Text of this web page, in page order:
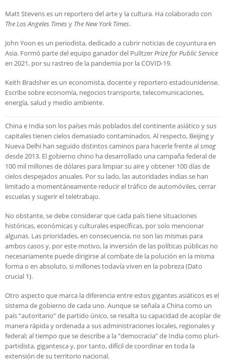
Matt Stevens es un reportero del arte y la cultura. Ha colaborado con
The Los Angeles Times y The New York Times.
John Yoon es un periodista, dedicado a cubrir noticias de coyuntura en
Asia. Formó parte del equipo ganador del PulitzerPrize for Public Service
en 2021, por su rastreo de la pandemia por la COVID-19.
Keith Bradsher es un economista, docente y reportero estadounidense.
Escribe sobre economía, negocios transporte, telecomunicaciones,
energía, salud y medio ambiente.
China e India son los países más poblados del continente asiático y sus
capitales tienen cielos demasiado contaminados. Al respecto, Beijing y
Nueva Delhi han seguido distintos caminos para hacerle frente alsmog
desde 2013. El gobierno chino ha desarrollado una campaña federal de
100 mil millones de dólares para limpiar su aire y obtener 100 días de
cielos despejados anuales. Por su lado, las autoridades indias se han
limitado a momentáneamente reducir el tráfico de automóviles, cerrar
escuelas y sugerir el teletrabajo.
No obstante, se debe considerar que cada país tiene situaciones
históricas, económicas y culturales específicas, por solo mencionar
algunas. Las prioridades, en consecuencia, no son las mismas para
ambos casos y, por este motivo, la inversión de las políticas públicas no
necesariamente puede dirigirse al combate de la polución en la misma
forma o en absoluto, si millones todavía viven en la pobreza (Dato
crucial 1).
Otro aspecto que marca la diferencia entre estos gigantes asiáticos es el
sistema de gobierno de cada uno. Aunque se señala a China como un
país “autoritario” de partido único, se resalta su capacidad de acoplar de
manera rápida y ordenada a sus administraciones locales, regionales y
federal; al tiempo que se describe a la “democracia” de India como pluri-
partidista, gigantesca y, por tanto, difícil de coordinar en toda la
extensión de su territorio nacional.